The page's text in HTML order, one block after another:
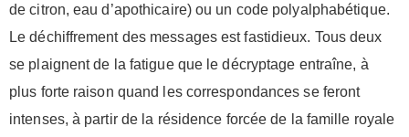
de citron, eau d’apothicaire) ou un code polyalphabétique.
Le déchiffrement des messages est fastidieux. Tous deux
se plaignent de la fatigue que le décryptage entraîne, à
plus forte raison quand les correspondances se feront
intenses, à partir de la résidence forcée de la famille royale